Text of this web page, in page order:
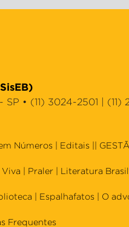
• (11) 3024-2501 | (11)
Números | Editais ||
| Praler | Literatura
| Espalhafatos | O
Frequentes